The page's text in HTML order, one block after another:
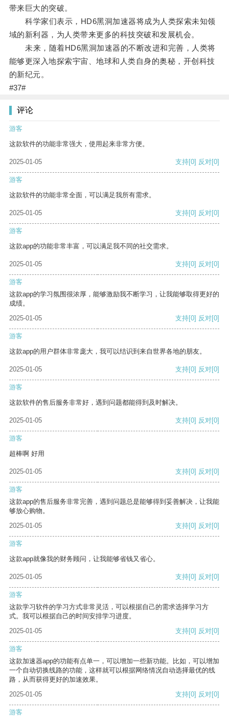
带来巨大的突破。
科学家们表示，HD6黑洞加速器将成为人类探索未知领
域的新利器，为人类带来更多的科技突破和发展机会。
未来，随着HD6黑洞加速器的不断改进和完善，人类将
能够更深入地探索宇宙、地球和人类自身的奥秘，开创科技
的新纪元。
#37#
评论
游客
这款软件的功能非常强大，使用起来非常方便。
2025-01-05 支持[0] 反对[0]
游客
这款软件的功能非常全面，可以满足我所有需求。
2025-01-05 支持[0] 反对[0]
游客
这款app的功能非常丰富，可以满足我不同的社交需求。
2025-01-05 支持[0] 反对[0]
游客
这款app的学习氛围很浓厚，能够激励我不断学习，让我能够取得更好的
成绩。
2025-01-05
支持[0] 反对[0]
游客
这款app的用户群体非常庞大，我可以结识到来自世界各地的朋友。
2025-01-05 支持[0] 反对[0]
游客
这款软件的售后服务非常好，遇到问题都能得到及时解决。
2025-01-05 支持[0] 反对[0]
游客
超棒啊 好用
2025-01-05 支持[0] 反对[0]
游客
这款app的售后服务非常完善，遇到问题总是能够得到妥善解决，让我能
够放心购物。
2025-01-05
支持[0] 反对[0]
游客
这款app就像我的财务顾问，让我能够省钱又省心。
2025-01-05 支持[0] 反对[0]
游客
这款学习软件的学习方式非常灵活，可以根据自己的需求选择学习方
式。我可以根据自己的时间安排学习进度。
2025-01-05
支持[0] 反对[0]
游客
这款加速器app的功能有点单一，可以增加一些新功能。比如，可以增加
一个自动切换线路的功能，这样就可以根据网络情况自动选择最优的线
路，从而获得更好的加速效果。
2025-01-05
支持[0] 反对[0]
游客